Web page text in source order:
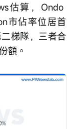
估算，Ondo
市佔率位居首
梯隊，三者合
額。